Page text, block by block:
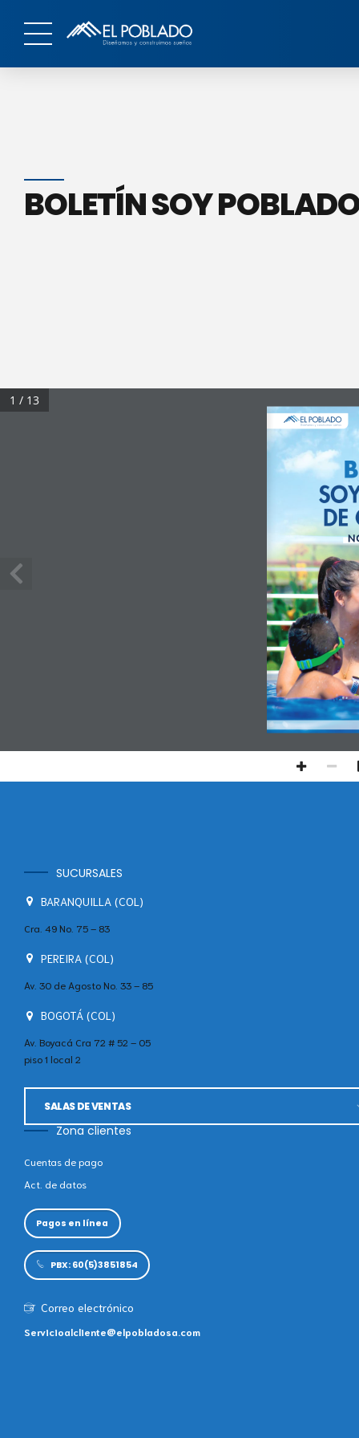
BOLETÍN SOY
DE
Diseñamos y c onstruimos sueños
1 / 13
SUCURSALES
BARANQUILLA (COL)
Cra. 49 No. 75 – 83
PEREIRA (COL)
Av. 30 de Agosto No. 33 – 85
BOGOTÁ (COL)
Av. Boyacá Cra 72 # 52 – 05
piso 1 local 2
SALAS DE VENTAS
SALAS DE VENTAS
Zona clientes
Cuentas de pago
Act. de datos
Pagos en línea
PBX: 60(5)3851854
Correo electrónico
Servicioalcliente@elpobladosa.com